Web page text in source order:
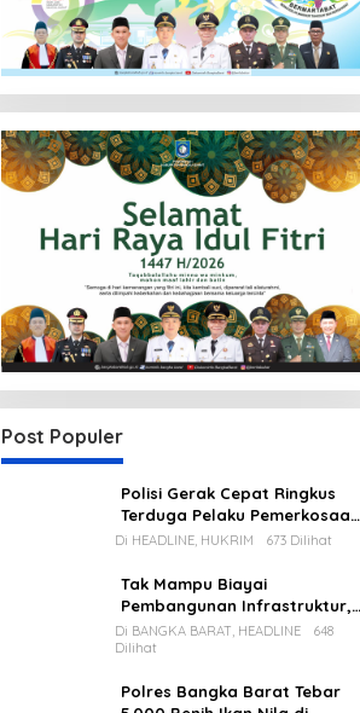
Post Populer
Polisi Gerak Cepat Ringkus
Terduga Pelaku Pemerkosaan
di Kecamatan Mentok
Di HEADLINE, HUKRIM 673 Dilihat
Tak Mampu Biayai
Pembangunan Infrastruktur,
Pemda Babar Rencana Utang
Rp65 M
Di BANGKA BARAT, HEADLINE
648
Dilihat
Polres Bangka Barat Tebar